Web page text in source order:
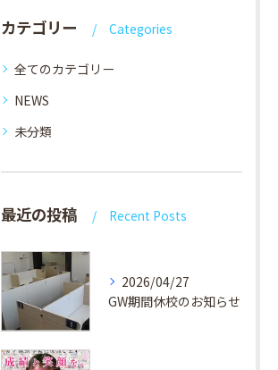
カテゴリー Categories
全てのカテゴリー
NEWS
未分類
最近の投稿 Recent Posts
2026/04/27
GW期間休校のお知らせ